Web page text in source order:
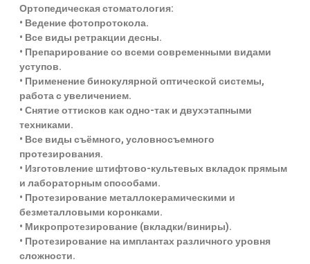
Ортопедическая стоматология:
• Ведение фотопротокола.
• Все виды ретракции десны.
• Препарирование со всеми современными видами
уступов.
• Применение бинокулярной оптической системы,
работа с увеличением.
• Снятие оттисков как одно-так и двухэтапными
техниками.
• Все виды съёмного, условносъемного
протезирования.
• Изготовление штифтово-культевых вкладок прямым
и лабораторным способами.
• Протезирование металлокерамическими и
безметалловыми коронками.
• Микропротезирование (вкладки/виниры).
• Протезирование на имплантах различного уровня
сложности.